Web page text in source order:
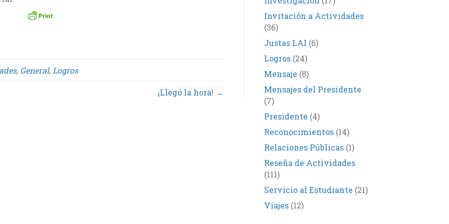
, General, Logros
¡Llegó la hora! →
Invitación a Actividades
(36)
Justas LAI (6)
Logros(24)
Mensaje (8)
Mensajes del Presidente
(7)
Presidente (4)
Reconocimientos(14)
Relaciones Públicas(1)
Reseña de Actividades
(111)
Servicio al Estudiante (21)
Viajes(12)